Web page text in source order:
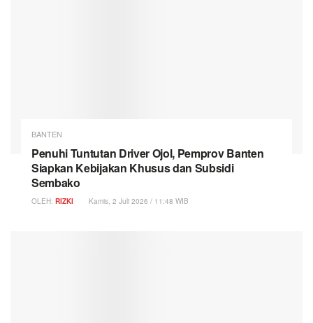
BANTEN
Penuhi Tuntutan Driver Ojol, Pemprov Banten
Siapkan Kebijakan Khusus dan Subsidi
Sembako
OLEH: RIZKI Kamis, 2 Juli 2026 / 11:48 WIB